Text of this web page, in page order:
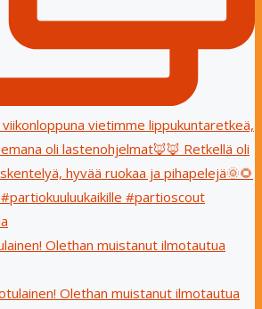
Olethan muistanut ilmotautua